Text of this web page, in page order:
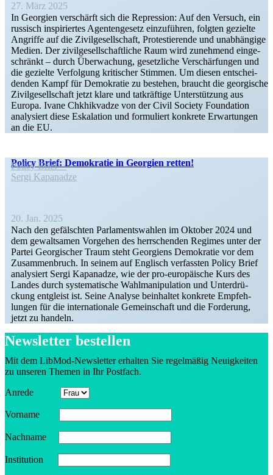
27. März 2025
In Georgien verschärft sich die Repression: Auf den Versuch, ein
russisch inspi­riertes Agenten­gesetz einzu­führen, folgten gezielte
Angriffe auf die Zivil­ge­sell­schaft, Protes­tie­rende und unabhängige
Medien. Der zivil­ge­sell­schaft­liche Raum wird zunehmend einge­
schränkt – durch Überwa­chung, gesetz­liche Verschär­fungen und
die gezielte Verfolgung kriti­scher Stimmen. Um diesen entschei­
denden Kampf für Demokratie zu bestehen, braucht die georgische
Zivil­ge­sell­schaft jetzt klare und tatkräftige Unter­stützung aus
Europa. Ivane Chkhik­vadze von der Civil Society Foundation
analy­siert diese Eskalation und formu­liert konkrete Erwar­tungen
an die EU.
Policy Brief: Demokratie in Georgien retten!
Policy Brief
Sergi Kapanadze
20. Jan. 2025
Nach den gefälschten Parla­ments­wahlen im Oktober 2024 und
dem gewalt­samen Vorgehen des herrschenden Regimes unter der
Partei Georgi­scher Traum steht Georgiens Demokratie vor dem
Zusam­men­bruch. In seinem auf Englisch verfassten Policy Brief
analy­siert Sergi Kapanadze, wie der pro-europäische Kurs des
Landes durch syste­ma­tische Wahlma­ni­pu­lation und Unter­drü­
ckung entgleist ist. Seine Analyse beinhaltet konkrete Empfeh­
lungen für die inter­na­tionale Gemein­schaft und die Forderung,
jetzt zu handeln.
Newsletter bestellen
Mit dem LibMod-Newsletter erhalten Sie regel­mäßig Neuig­keiten
zu unseren Themen in Ihr Postfach.
Anrede
Vorname
Nachname
Insti­tution